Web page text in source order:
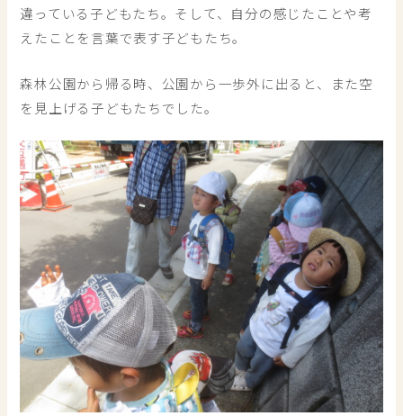
違っている子どもたち。そして、自分の感じたことや考
えたことを言葉で表す子どもたち。
森林公園から帰る時、公園から一歩外に出ると、また空
を見上げる子どもたちでした。